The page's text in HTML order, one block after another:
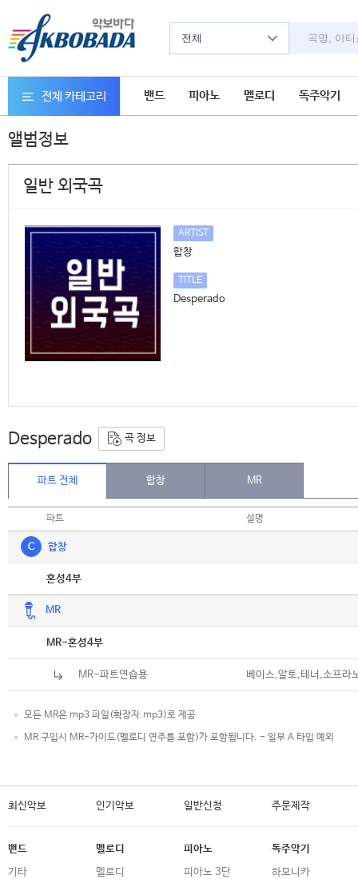
전체
전체 카테고리 밴드 피아노 멜로디 독주악기
앨범정보
일반 외국곡
ARTIST
합창
TITLE
Desperado
Desperado 곡 정보
파트 전체 합창 MR
파트 설명
C 합창
혼성4부
MR
MR-혼성4부
MR-파트연습용 베이스,알토,테너,소프라
모든 MR은 mp3 파일(확장자.mp3)로 제공
MR 구입시 MR-가이드(멜로디 연주를 포함)가 포함됩니다. - 일부 A 타입 예외
최신악보 인기악보 일반신청 주문제작
밴드
기타
멜로디
멜로디
피아노
피아노 3단
독주악기
하모니카